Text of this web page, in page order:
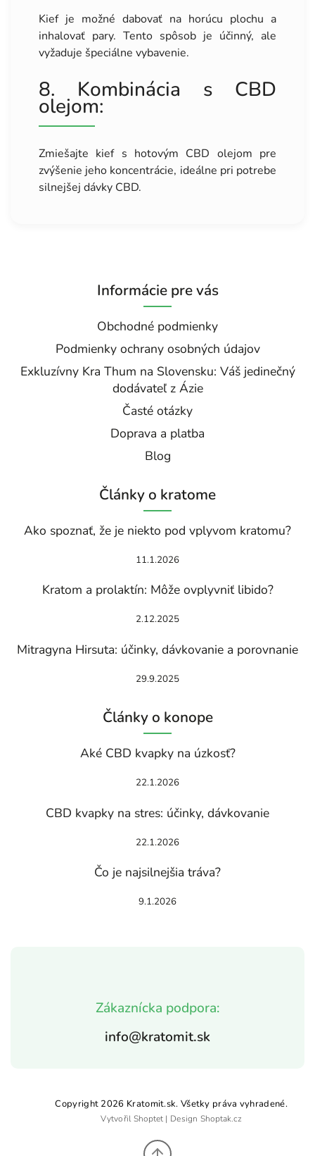
Kief je možné dabovať na horúcu plochu a
inhalovať pary. Tento spôsob je účinný, ale
vyžaduje špeciálne vybavenie.
8. Kombinácia s CBD
olejom:
Zmiešajte kief s hotovým CBD olejom pre
zvýšenie jeho koncentrácie, ideálne pri potrebe
silnejšej dávky CBD.
Zákaznícka podpora:
info@kratomit.sk
Informácie pre vás
Obchodné podmienky
Podmienky ochrany osobných údajov
Exkluzívny Kra Thum na Slovensku: Váš jedinečný
dodávateľ z Ázie
Časté otázky
Doprava a platba
Blog
Články o kratome
Ako spoznať, že je niekto pod vplyvom kratomu?
11.1.2026
Kratom a prolaktín: Môže ovplyvniť libido?
2.12.2025
Mitragyna Hirsuta: účinky, dávkovanie a porovnanie
29.9.2025
Články o konope
Aké CBD kvapky na úzkosť?
22.1.2026
CBD kvapky na stres: účinky, dávkovanie
22.1.2026
Čo je najsilnejšia tráva?
9.1.2026
Copyright 2026 Kratomit.sk. Všetky práva vyhradené.
VytvořilShoptet | Design Shoptak.cz